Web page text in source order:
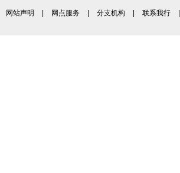
网站声明 网点服务 分支机构 联系我行